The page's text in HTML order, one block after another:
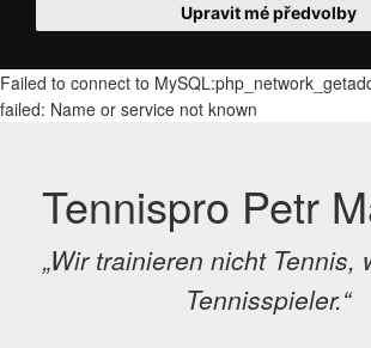
Upravit mé předvolby
Failed to connect to
failed: Name or service not known
Tennispro Petr
„Wir trainieren nicht Tennis,
Tennisspieler.“